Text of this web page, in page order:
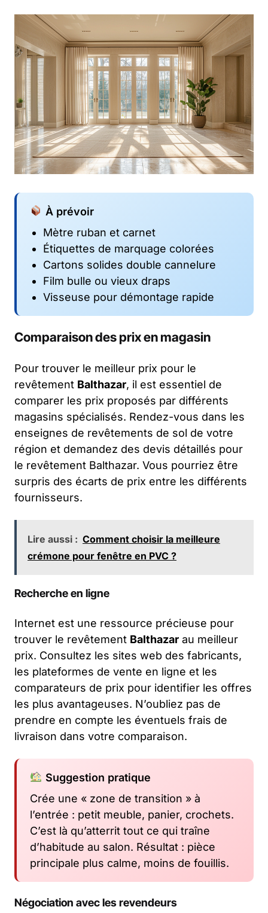
À prévoir
Mètre ruban et carnet
Étiquettes de marquage colorées
Cartons solides double cannelure
Film bulle ou vieux draps
Visseuse pour démontage rapide
Comparaison des prix en magasin
Pour trouver le meilleur prix pour le
revêtement Balthazar, il est essentiel de
comparer les prix proposés par différents
magasins spécialisés. Rendez-vous dans les
enseignes de revêtements de sol de votre
région et demandez des devis détaillés pour
le revêtement Balthazar. Vous pourriez être
surpris des écarts de prix entre les différents
fournisseurs.
Lire aussi : Comment choisir la meilleure
crémone pour fenêtre en PVC ?
Recherche en ligne
Internet est une ressource précieuse pour
trouver le revêtement Balthazar au meilleur
prix. Consultez les sites web des fabricants,
les plateformes de vente en ligne et les
comparateurs de prix pour identifier les offres
les plus avantageuses. N’oubliez pas de
prendre en compte les éventuels frais de
livraison dans votre comparaison.
Suggestion pratique
Crée une « zone de transition » à
l’entrée : petit meuble, panier, crochets.
C’est là qu’atterrit tout ce qui traîne
d’habitude au salon. Résultat : pièce
principale plus calme, moins de fouillis.
Négociation avec les revendeurs